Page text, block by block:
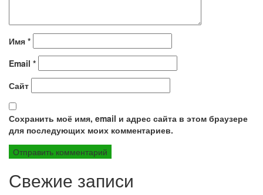
Имя *
Email *
Сайт
Сохранить моё имя, email и адрес сайта в этом браузере
для последующих моих комментариев.
Свежие записи